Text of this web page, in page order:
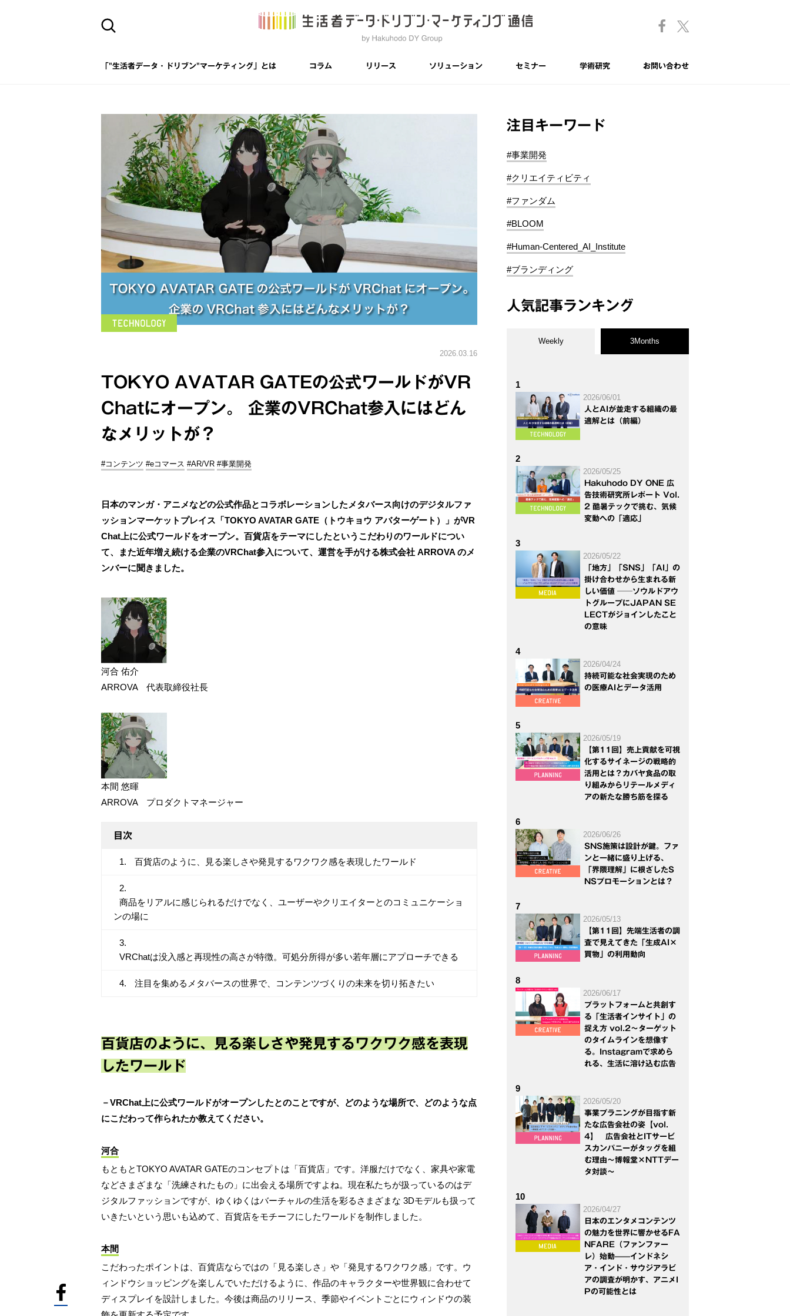
「"生活者データ・ドリブン"マーケティング」とは コラム リリース ソリューション セミナー 学術研究 お問い合わせ
2026.03.16
TOKYO AVATAR GATEの公式ワールドがVR
Chatにオープン。 企業のVRChat参入にはどん
なメリットが？
#コンテンツ #eコマース #AR/VR #事業開発
日本のマンガ・アニメなどの公式作品とコラボレーションしたメタバース向けのデジタルファ
ッションマーケットプレイス「TOKYO AVATAR GATE（トウキョウ アバターゲート）」がVR
Chat上に公式ワールドをオープン。百貨店をテーマにしたというこだわりのワールドについ
て、また近年増え続ける企業のVRChat参入について、運営を手がける株式会社 ARROVA のメ
ンバーに聞きました。
河合 佑介
ARROVA 代表取締役社長
本間 悠暉
ARROVA プロダクトマネージャー
目次
百貨店のように、見る楽しさや発見するワクワク感を表現したワールド
商品をリアルに感じられるだけでなく、ユーザーやクリエイターとのコミュニケーショ
ンの場に
VRChatは没入感と再現性の高さが特徴。可処分所得が多い若年層にアプローチできる
注目を集めるメタバースの世界で、コンテンツづくりの未来を切り拓きたい
百貨店のように、見る楽しさや発見するワクワク感を表現
したワールド
－VRChat上に公式ワールドがオープンしたとのことですが、どのような場所で、どのような点
にこだわって作られたか教えてください。
河合
もともとTOKYO AVATAR GATEのコンセプトは「百貨店」です。洋服だけでなく、家具や家電
などさまざまな「洗練されたもの」に出会える場所ですよね。現在私たちが扱っているのはデ
ジタルファッションですが、ゆくゆくはバーチャルの生活を彩るさまざまな 3Dモデルも扱って
いきたいという思いも込めて、百貨店をモチーフにしたワールドを制作しました。
本間
こだわったポイントは、百貨店ならではの「見る楽しさ」や「発見するワクワク感」です。ウ
ィンドウショッピングを楽しんでいただけるように、作品のキャラクターや世界観に合わせて
ディスプレイを設計しました。今後は商品のリリース、季節やイベントごとにウィンドウの装
注目キーワード
#事業開発
#クリエイティビティ
#ファンダム
#BLOOM
#Human-Centered_AI_Institute
#ブランディング
人気記事ランキング
Weekly 3Months
1
2026/06/01
人とAIが並走する組織の最
適解とは（前編）
2
2026/05/25
Hakuhodo DY ONE 広
告技術研究所レポート Vol.
2 酷暑テックで挑む、気候
変動への「適応」
3
2026/05/22
「地方」「SNS」「AI」の
掛け合わせから生まれる新
しい価値 ──ソウルドアウ
トグループにJAPAN SE
LECTがジョインしたこと
の意味
4
2026/04/24
持続可能な社会実現のため
の医療AIとデータ活用
5
2026/05/19
【第11回】売上貢献を可視
化するサイネージの戦略的
活用とは？カバヤ食品の取
り組みからリテールメディ
アの新たな勝ち筋を探る
6
2026/06/26
SNS施策は設計が鍵。ファ
ンと一緒に盛り上げる、
「界隈理解」に根ざしたS
NSプロモーションとは？
7
2026/05/13
【第11回】先端生活者の調
査で見えてきた「生成AI×
買物」の利用動向
8
2026/06/17
プラットフォームと共創す
る「生活者インサイト」の
捉え方 vol.2～ターゲット
のタイムラインを想像す
る。Instagramで求めら
れる、生活に溶け込む広告
9
2026/05/20
事業プラニングが目指す新
たな広告会社の姿【vol.
4】 広告会社とITサービ
スカンパニーがタッグを組
む理由～博報堂×NTTデー
タ対談～
10
2026/04/27
日本のエンタメコンテンツ
の魅力を世界に響かせるFA
NFARE（ファンファー
レ）始動——インドネシ
ア・インド・サウジアラビ
アの調査が明かす、アニメI
Pの可能性とは